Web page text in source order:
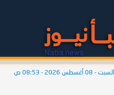
السبت - 08 أغسطس 2026 - 08:53 ص